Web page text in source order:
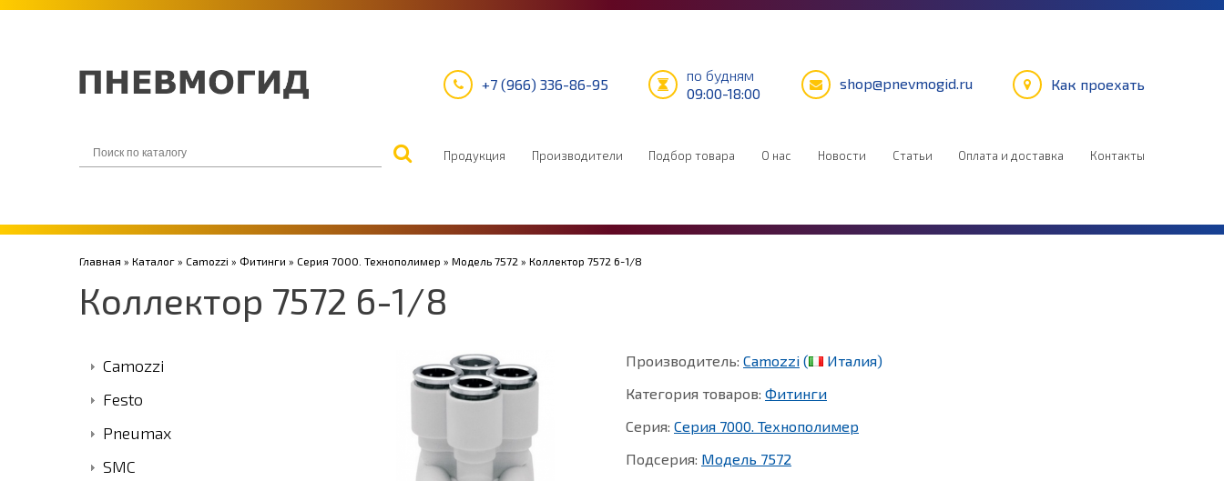
+7 (966) 336-86-95
по будням
09:00-18:00
shop@pnevmogid.ru Как проехать
Продукция Производители Подбор товара О нас Новости Статьи Оплата и доставка Контакты
Главная » Каталог » Camozzi » Фитинги » Серия 7000. Технополимер » Модель 7572 » Коллектор 7572 6-1/8
Коллектор 7572 6-1/8
Camozzi
Festo
Pneumax
SMC
Производитель: Camozzi (
Италия)
Категория товаров: Фитинги
Серия: Серия 7000. Технополимер
Подсерия: Модель 7572